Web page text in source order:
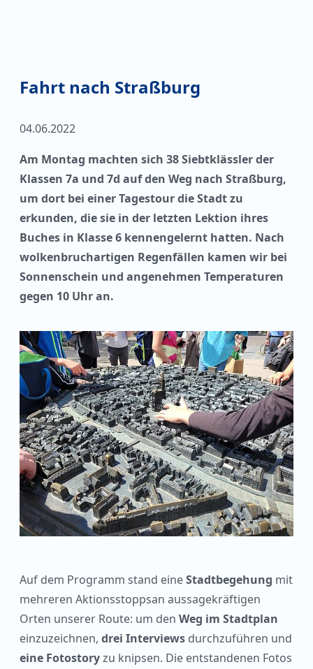
Fahrt nach Straßburg
04.06.2022
Am Montag machten sich 38 Siebtklässler der
Klassen 7a und 7d auf den Weg nach Straßburg,
um dort bei einer Tagestour die Stadt zu
erkunden, die sie in der letzten Lektion ihres
Buches in Klasse 6 kennengelernt hatten. Nach
wolkenbruchartigen Regenfällen kamen wir bei
Sonnenschein und angenehmen Temperaturen
gegen 10 Uhr an.
Auf dem Programm stand eineStadtbegehung mit
mehreren Aktionsstoppsan aussagekräftigen
Orten unserer Route: um den Weg im Stadtplan
einzuzeichnen, drei Interviews durchzuführen und
eine Fotostoryzu knipsen. Die entstandenen Fotos